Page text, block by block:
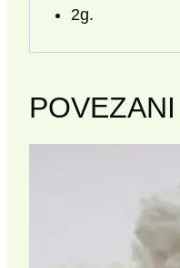
2g.